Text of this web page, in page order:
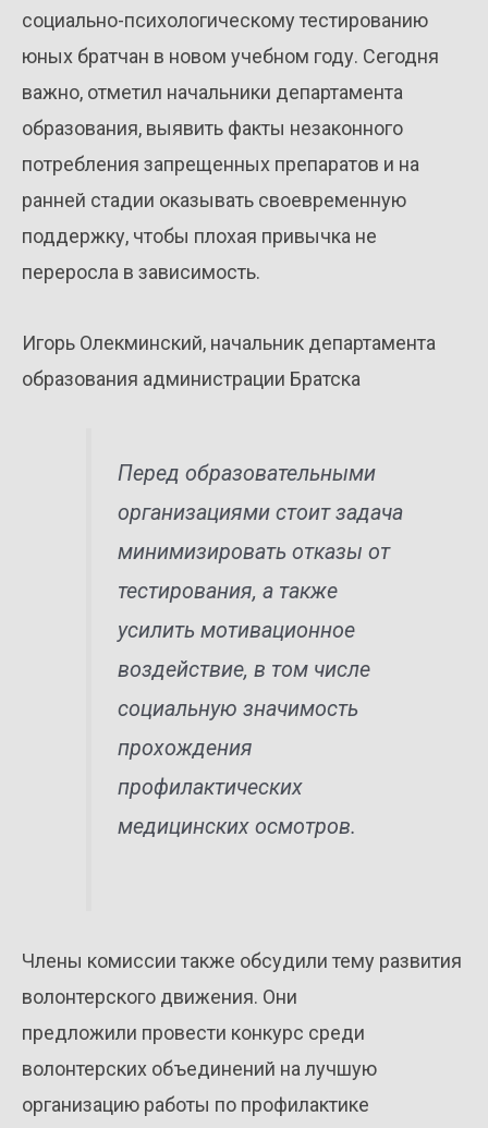
социально-психологическому тестированию
юных братчан в новом учебном году. Сегодня
важно, отметил начальники департамента
образования, выявить факты незаконного
потребления запрещенных препаратов и на
ранней стадии оказывать своевременную
поддержку, чтобы плохая привычка не
переросла в зависимость.
Игорь Олекминский, начальник департамента
образования администрации Братска
Перед образовательными
организациями стоит задача
минимизировать отказы от
тестирования, а также
усилить мотивационное
воздействие, в том числе
социальную значимость
прохождения
профилактических
медицинских осмотров.
Члены комиссии также обсудили тему развития
волонтерского движения. Они
предложили провести конкурс среди
волонтерских объединений на лучшую
организацию работы по профилактике